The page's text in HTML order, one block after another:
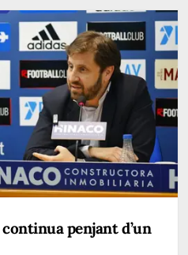
penjant d’un